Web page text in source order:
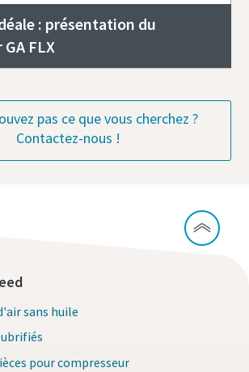
: présentation du
FLX
pas ce que vous cherchez ?
Contactez-nous !
sans huile
pour compresseur